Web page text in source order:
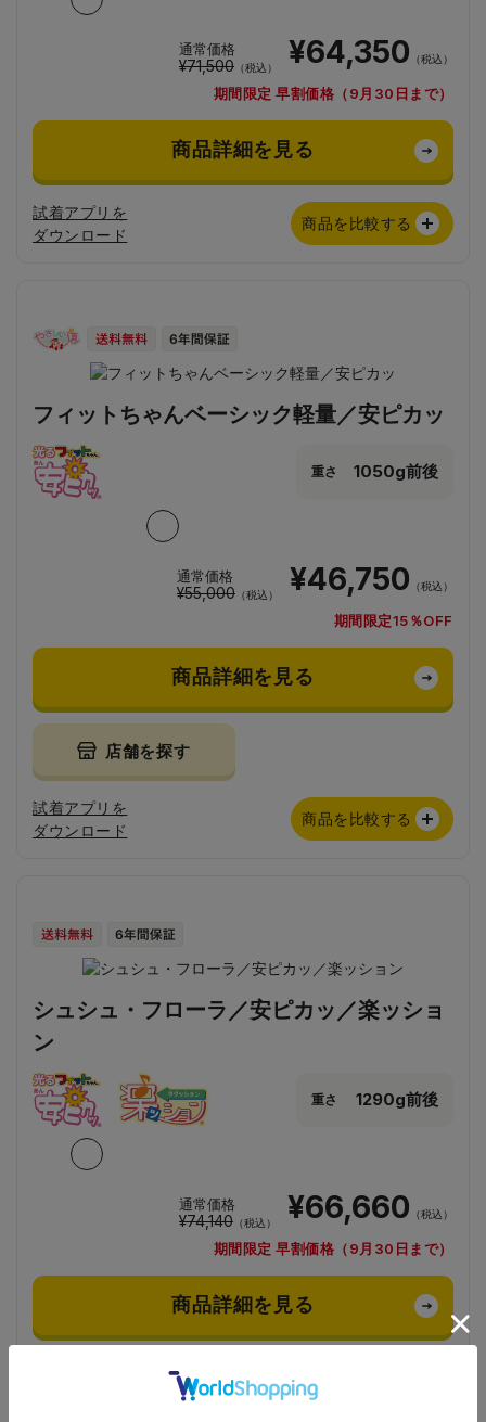
通常価格
¥71,500 （税込） ¥64,350 （税込）
期間限定 早割価格（9月30日まで）
商品詳細を見る
試着アプリを
ダウンロード
商品を比較する
フィットちゃんベーシック軽量／安ピカッ
重さ 1050g前後
通常価格
¥55,000 （税込） ¥46,750 （税込）
期間限定15％OFF
商品詳細を見る
店舗を探す
試着アプリを
ダウンロード
商品を比較する
シュシュ・フローラ／安ピカッ／楽ッショ
ン
重さ 1290g前後
通常価格
¥74,140 （税込） ¥66,660 （税込）
期間限定 早割価格（9月30日まで）
商品詳細を見る
店舗を探す